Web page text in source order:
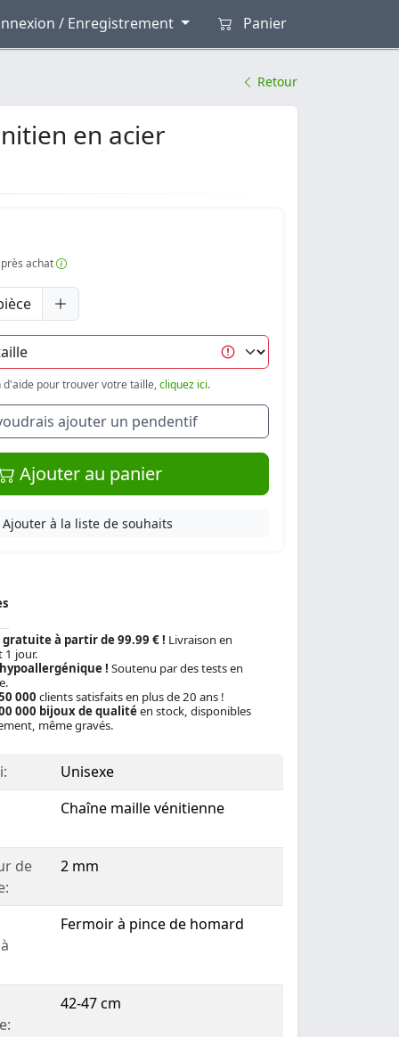
/ Enregistrement Panier
Retour
en acier
à partir de 99.99 € ! Livraison en
1 jour.
! Soutenu par des tests en
000 clients satisfaits en plus de 20 ans !
000 bijoux de qualitéen stock, disponibles
même gravés.
achat
d'aide pour trouver votre taille,cliquez ici.
ajouter un pendentif
Ajouter au panier
Ajouter à la liste de souhaits
Unisexe
Chaîne maille vénitienne
de
2 mm
Fermoir à pince de homard
42-47 cm